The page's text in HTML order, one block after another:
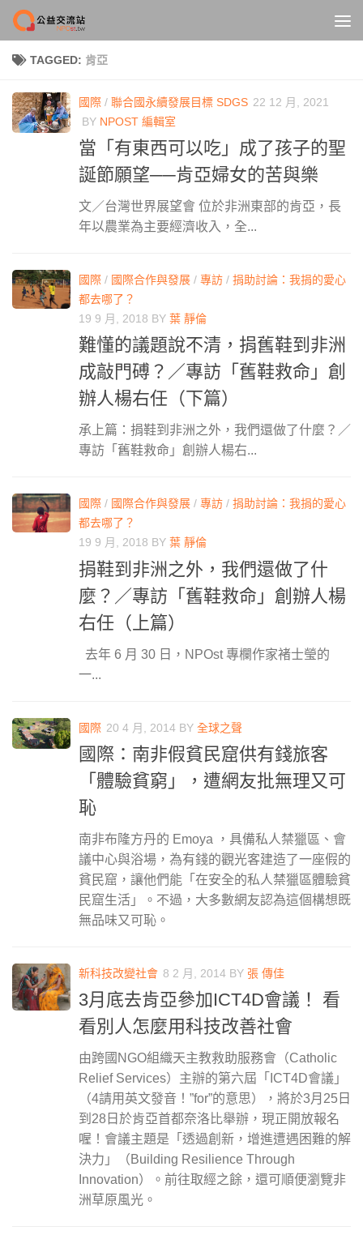
Skip to content
TAGGED: 肯亞
國際 / 聯合國永續發展目標 SDGS 22 12 月, 2021
BY NPOST 編輯室
當「有東西可以吃」成了孩子的聖
誕節願望──肯亞婦女的苦與樂
文／台灣世界展望會 位於非洲東部的肯亞，長
年以農業為主要經濟收入，全...
國際 / 國際合作與發展 / 專訪 / 捐助討論：我捐的愛心
都去哪了？
19 9 月, 2018 BY 葉 靜倫
難懂的議題說不清，捐舊鞋到非洲
成敲門磗？／專訪「舊鞋救命」創
辦人楊右任（下篇）
承上篇：捐鞋到非洲之外，我們還做了什麼？／
專訪「舊鞋救命」創辦人楊右...
國際 / 國際合作與發展 / 專訪 / 捐助討論：我捐的愛心
都去哪了？
19 9 月, 2018 BY 葉 靜倫
捐鞋到非洲之外，我們還做了什
麼？／專訪「舊鞋救命」創辦人楊
右任（上篇）
去年 6 月 30 日，NPOst 專欄作家褚士瑩的
一...
國際 20 4 月, 2014 BY 全球之聲
國際：南非假貧民窟供有錢旅客
「體驗貧窮」，遭網友批無理又可
恥
南非布隆方丹的 Emoya ，具備私人禁獵區、會
議中心與浴場，為有錢的觀光客建造了一座假的
貧民窟，讓他們能「在安全的私人禁獵區體驗貧
民窟生活」。不過，大多數網友認為這個構想既
無品味又可恥。
新科技改變社會 8 2 月, 2014 BY 張 傳佳
3月底去肯亞參加ICT4D會議！ 看
看別人怎麼用科技改善社會
由跨國NGO組織天主教救助服務會（Catholic
Relief Services）主辦的第六屆「ICT4D會議」
（4請用英文發音！”for”的意思），將於3月25日
到28日於肯亞首都奈洛比舉辦，現正開放報名
喔！會議主題是「透過創新，增進遭遇困難的解
決力」（Building Resilience Through
Innovation）。前往取經之餘，還可順便瀏覽非
洲草原風光。